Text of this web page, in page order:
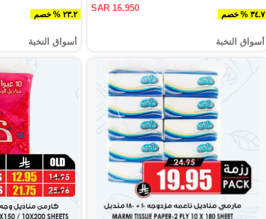
٣٤.٧ % خصم
SAR 16.950
أسواق النخبة
٢٣.٢ % خصم
أسواق النخبة